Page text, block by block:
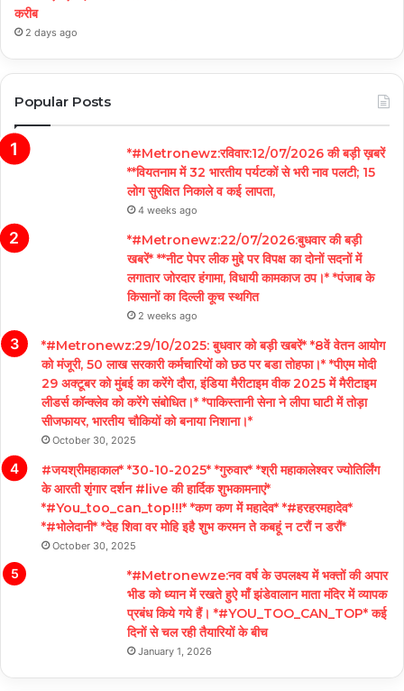
करीब
2 days ago
Popular Posts
*#Metronewz:रविवार:12/07/2026 की बड़ी ख़बरें
**वियतनाम में 32 भारतीय पर्यटकों से भरी नाव पलटी; 15
लोग सुरक्षित निकाले व कई लापता,
4 weeks ago
*#Metronewz:22/07/2026:बुधवार की बड़ी
खबरें* **नीट पेपर लीक मुद्दे पर विपक्ष का दोनों सदनों में
लगातार जोरदार हंगामा, विधायी कामकाज ठप।* *पंजाब के
किसानों का दिल्ली कूच स्थगित
2 weeks ago
*#Metronewz:29/10/2025: बुधवार को बड़ी खबरें* *8वें वेतन आयोग
को मंजूरी, 50 लाख सरकारी कर्मचारियों को छठ पर बडा तोहफा।* *पीएम मोदी
29 अक्टूबर को मुंबई का करेंगे दौरा, इंडिया मैरीटाइम वीक 2025 में मैरीटाइम
लीडर्स कॉन्क्लेव को करेंगे संबोधित।* *पाकिस्तानी सेना ने लीपा घाटी में तोड़ा
सीजफायर, भारतीय चौकियों को बनाया निशाना।*
October 30, 2025
#जयश्रीमहाकाल* *30-10-2025* *गुरुवार* *श्री महाकालेश्वर ज्योतिर्लिंग
के आरती शृंगार दर्शन #live की हार्दिक शुभकामनाएं*
*#You_too_can_top!!!* *कण कण में महादेव* *#हरहरमहादेव*
*#भोलेदानी* *देह शिवा वर मोहि इहै शुभ करमन ते कबहूं न टरौं न डरौं*
October 30, 2025
*#Metronewze:नव वर्ष के उपलक्ष्य में भक्तों की अपार
भीड को ध्यान में रखते हुऐ माँ झंडेवालान माता मंदिर में व्यापक
प्रबंध किये गये हैं। *#YOU_TOO_CAN_TOP* कई
दिनों से चल रही तैयारियों के बीच
January 1, 2026